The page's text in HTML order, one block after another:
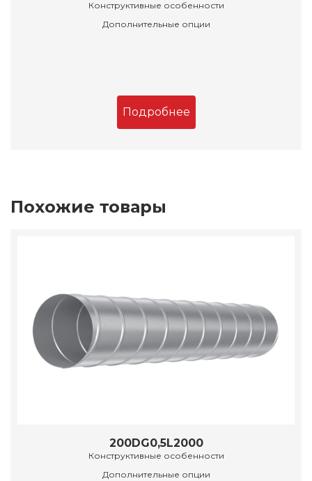
Конструктивные особенности
Дополнительные опции
Подробнее
Похожие товары
200DG0,5L2000
Конструктивные особенности
Дополнительные опции